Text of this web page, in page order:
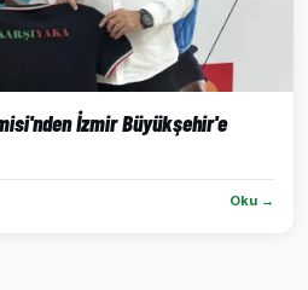
İzmir Büyükşehir'e
Oku →